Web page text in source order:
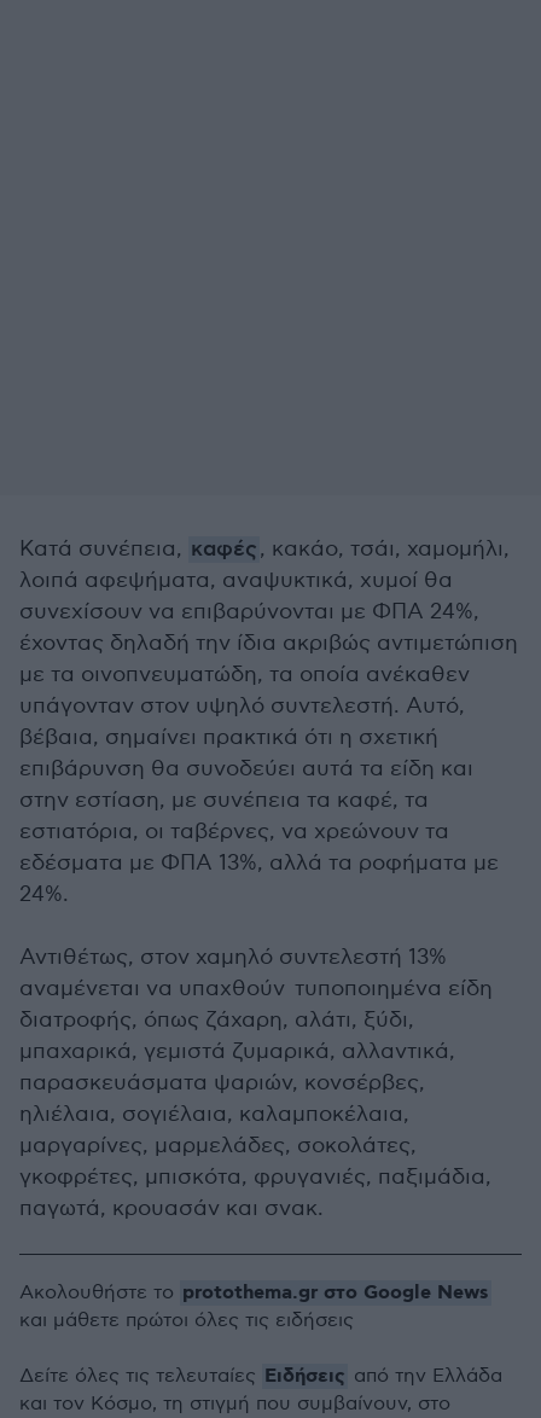
Κατά συνέπεια, καφές, κακάο, τσάι, χαμομήλι,
λοιπά αφεψήματα, αναψυκτικά, χυμοί θα
συνεχίσουν να επιβαρύνονται με ΦΠΑ 24%,
έχοντας δηλαδή την ίδια ακριβώς αντιμετώπιση
με τα οινοπνευματώδη, τα οποία ανέκαθεν
υπάγονταν στον υψηλό συντελεστή. Αυτό,
βέβαια, σημαίνει πρακτικά ότι η σχετική
επιβάρυνση θα συνοδεύει αυτά τα είδη και
στην εστίαση, με συνέπεια τα καφέ, τα
εστιατόρια, οι ταβέρνες, να χρεώνουν τα
εδέσματα με ΦΠΑ 13%, αλλά τα ροφήματα με
24%.
Αντιθέτως, στον χαμηλό συντελεστή 13%
αναμένεται να υπαχθούν τυποποιημένα είδη
διατροφής, όπως ζάχαρη, αλάτι, ξύδι,
μπαχαρικά, γεμιστά ζυμαρικά, αλλαντικά,
παρασκευάσματα ψαριών, κονσέρβες,
ηλιέλαια, σογιέλαια, καλαμποκέλαια,
μαργαρίνες, μαρμελάδες, σοκολάτες,
γκοφρέτες, μπισκότα, φρυγανιές, παξιμάδια,
παγωτά, κρουασάν και σνακ.
Ακολουθήστε το protothema.gr στο Google News
και μάθετε πρώτοι όλες τις ειδήσεις
Δείτε όλες τις τελευταίες Ειδήσεις από την Ελλάδα
και τον Κόσμο, τη στιγμή που συμβαίνουν, στο